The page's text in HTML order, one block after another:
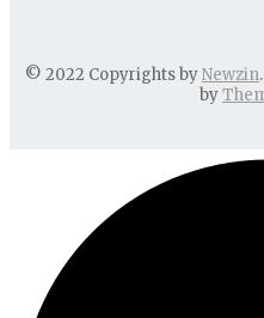
© 2022 Copyrights byNewzin
by